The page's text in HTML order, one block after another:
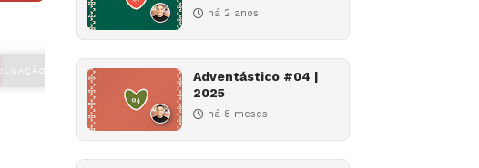
há 2 anos
Adventástico #04 |
2025
há 8 meses